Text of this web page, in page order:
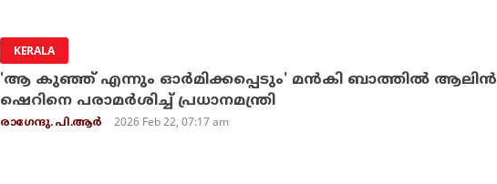
KERALA
'ആ കുഞ്ഞ് എന്നും ഓര്‍മിക്കപ്പെടും' മന്‍കി ബാത്തില്‍ ആലിന്‍
ഷെറിനെ പരാമര്‍ശിച്ച് പ്രധാനമന്ത്രി
രാഗേന്ദു. പി.ആര്‍ 2026 Feb 22, 07:17 am